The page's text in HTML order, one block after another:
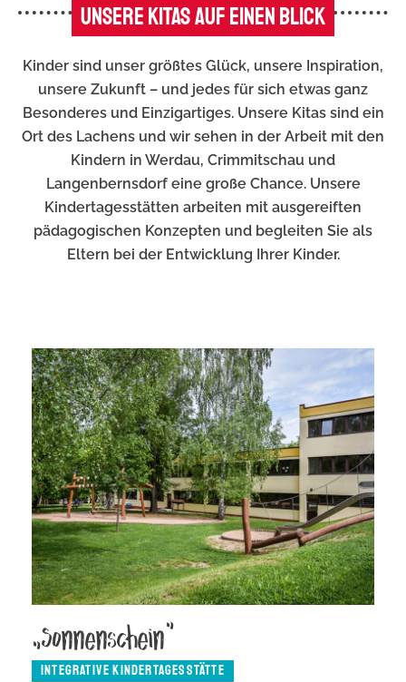
UNSERE KITAS AUF EINEN BLICK
Kinder sind unser größtes Glück, unsere Inspiration,
unsere Zukunft – und jedes für sich etwas ganz
Besonderes und Einzigartiges. Unsere Kitas sind ein
Ort des Lachens und wir sehen in der Arbeit mit den
Kindern in Werdau, Crimmitschau und
Langenbernsdorf eine große Chance. Unsere
Kindertagesstätten arbeiten mit ausgereiften
pädagogischen Konzepten und begleiten Sie als
Eltern bei der Entwicklung Ihrer Kinder.
„Sonnenschein"
INTEGRATIVE KINDERTAGESSTÄTTE